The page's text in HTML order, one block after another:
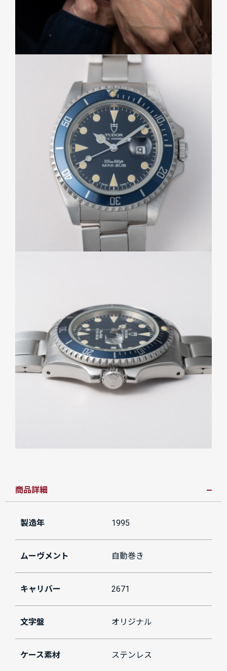
商品詳細
製造年 1995
ムーヴメント 自動巻き
キャリバー 2671
文字盤 オリジナル
ケース素材 ステンレス